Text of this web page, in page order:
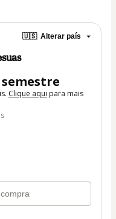
🇺🇸 Alterar país
semestre
Clique aqui para mais